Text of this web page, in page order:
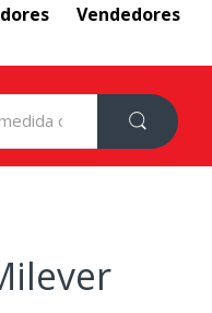
Vendedores